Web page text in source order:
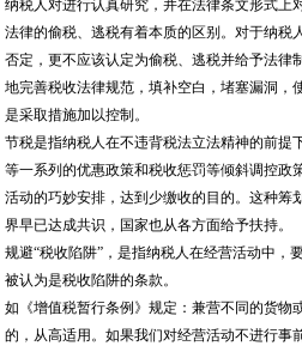
纳税人对进行认真研究，并在法律条文形式上
法律的偷税、逃税有着本质的区别。对于纳税
否定，更不应该认定为偷税、逃税并给予法律
地完善税收法律规范，填补空白，堵塞漏洞，
是采取措施加以控制。
节税是指纳税人在不违背税法立法精神的前提
等一系列的优惠政策和税收惩罚等倾斜调控政
活动的巧妙安排，达到少缴收的目的。这种筹
界早已达成共识，国家也从各方面给予扶持。
规避“税收陷阱”，是指纳税人在经营活动中，
被认为是税收陷阱的条款。
如《增值税暂行条例》规定：兼营不同的货物
的，从高适用。如果我们对经营活动不进行事